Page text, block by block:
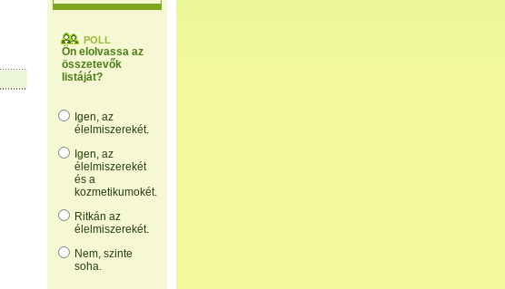
POLL
Ön elolvassa az
összetevők
listáját?
Igen, az
élelmiszerekét.
Igen, az
élelmiszerekét
és a
kozmetikumokét.
Ritkán az
élelmiszerekét.
Nem, szinte
soha.